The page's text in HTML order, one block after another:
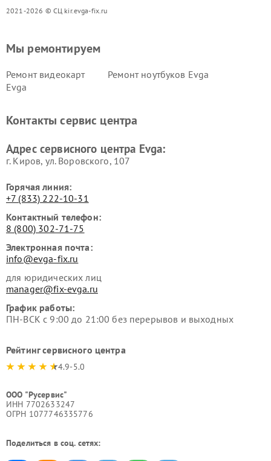
2021-2026 © СЦ kir.evga-fix.ru
Мы ремонтируем
Ремонт видеокарт
Evga
Ремонт ноутбуков Evga
Контакты сервис центра
Адрес сервисного центра Evga:
г. Киров, ул. Воровского, 107
Горячая линия:
+7 (833) 222-10-31
Контактный телефон:
8 (800) 302-71-75
Электронная почта:
info@evga-fix.ru
для юридических лиц
manager@fix-evga.ru
График работы:
ПН-ВСК с 9:00 до 21:00 без перерывов и выходных
Рейтинг сервисного центра
4.9-5.0
ООО "Русервис"
ИНН 7702633247
ОГРН 1077746335776
Поделиться в соц. сетях: